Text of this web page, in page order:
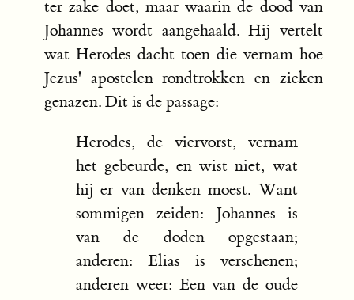
ter zake doet, maar waarin de dood van
Johannes wordt aangehaald. Hij vertelt
wat Herodes dacht toen die vernam hoe
Jezus' apostelen rondtrokken en zieken
genazen. Dit is de passage:
Herodes, de viervorst, vernam
het gebeurde, en wist niet, wat
hij er van denken moest. Want
sommigen zeiden: Johannes is
van de doden opgestaan;
anderen: Elias is verschenen;
anderen weer: Een van de oude